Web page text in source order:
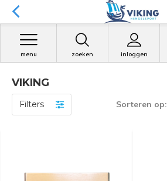
zoeken inloggen
menu
VIKING
Filters Sorteren op: